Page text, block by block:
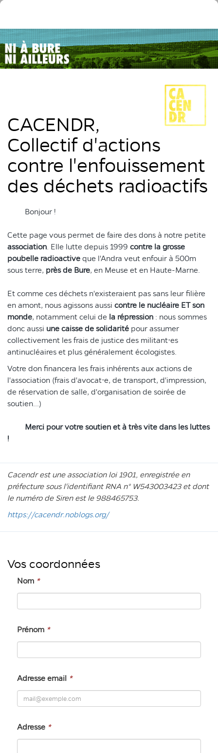
CACENDR,
Collectif d'actions
contre l'enfouissement
des déchets radioactifs
Bonjour !
Cette page vous permet de faire des dons à notre petite
association. Elle lutte depuis 1999 contre la grosse
poubelle radioactive que l'Andra veut enfouir à 500m
sous terre, près de Bure, en Meuse et en Haute-Marne.
Et comme ces déchets n'existeraient pas sans leur filière
en amont, nous agissons aussi contre le nucléaire ET son
monde, notamment celui de la répression : nous sommes
donc aussi une caisse de solidarité pour assumer
collectivement les frais de justice des militant⋅es
antinucléaires et plus généralement écologistes.
Votre don financera les frais inhérents aux actions de
l'association (frais d'avocat⋅e, de transport, d'impression,
de réservation de salle, d'organisation de soirée de
soutien...)
Merci pour votre soutien et à très vite dans les luttes
!
Cacendr est une association loi 1901, enregistrée en
préfecture sous l'identifiant RNA n° W543003423 et dont
le numéro de Siren est le 988465753.
https://cacendr.noblogs.org/
Vos coordonnées
Nom *
Prénom *
Adresse email *
Adresse *